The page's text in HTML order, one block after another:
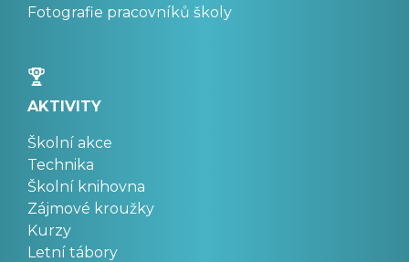
Fotografie pracovníků školy
AKTIVITY
Školní akce
Technika
Školní knihovna
Zájmové kroužky
Kurzy
Letní tábory